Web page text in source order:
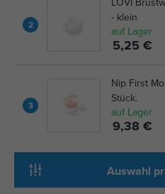
2
- klein
auf Lager
5,25 €
3
Nip First
Stück.
auf Lager
9,38 €
Auswahl